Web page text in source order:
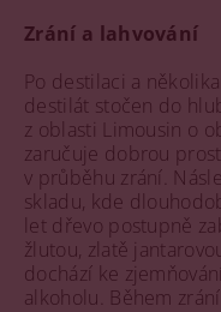
Zrání a lahvování
Po destilaci a
destilát stočen do
z oblasti Limousin o
zaručuje dobrou
v průběhu zrání.
skladu, kde
let dřevo postupně
žlutou, zlatě
dochází ke
alkoholu. Během